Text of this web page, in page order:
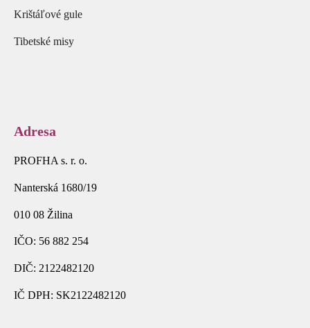
Krištáľové gule
Tibetské misy
Adresa
PROFHA s. r. o.
Nanterská 1680/19
010 08 Žilina
IČO: 56 882 254
DIČ: 2122482120
IČ DPH: SK2122482120